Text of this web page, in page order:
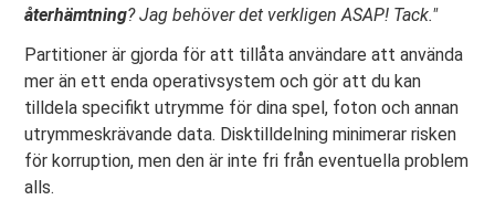
återhämtning? Jag behöver det verkligen ASAP! Tack."
Partitioner är gjorda för att tillåta användare att använda
mer än ett enda operativsystem och gör att du kan
tilldela specifikt utrymme för dina spel, foton och annan
utrymmeskrävande data. Disktilldelning minimerar risken
för korruption, men den är inte fri från eventuella problem
alls.